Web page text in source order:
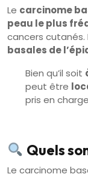
Le carcinome
peau le plus
cancers
basales de
Bien qu’il soit
peut être
pris en
Quels
Le carcinome